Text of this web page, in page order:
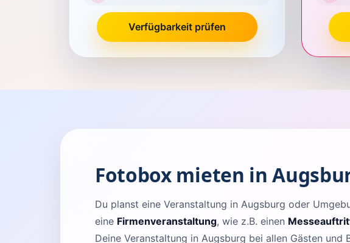
Verfügbarkeit prüfen
Fotobox mieten in
Du planst eine Veranstaltung in Augsburg oder
eine Firmenveranstaltung, wie z.B. einen
Deine Veranstaltung in Augsburg bei allen Gästen und